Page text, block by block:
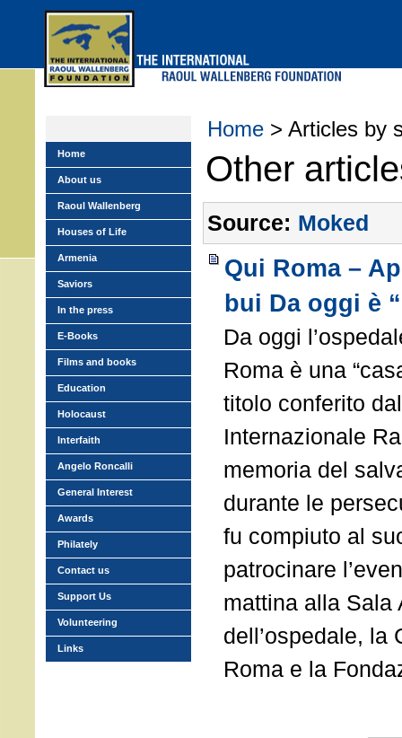
Home > Articles by
Other
Source: Moked
Qui Roma –
bui Da oggi è
Da oggi
Roma è una
titolo conferito
Internazionale
memoria del
durante le
fu compiuto al
patrocinare
mattina alla Sala
dell’ospedale, la
Roma e la
Home
About us
Raoul Wallenberg
Houses of Life
Armenia
Saviors
In the press
E-Books
Films and books
Education
Holocaust
Interfaith
Angelo Roncalli
General Interest
Awards
Philately
Contact us
Support Us
Volunteering
Links